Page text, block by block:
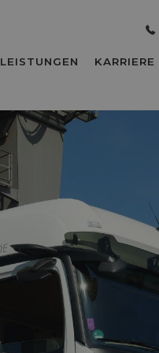
3
LEISTUNGEN KARRIERE